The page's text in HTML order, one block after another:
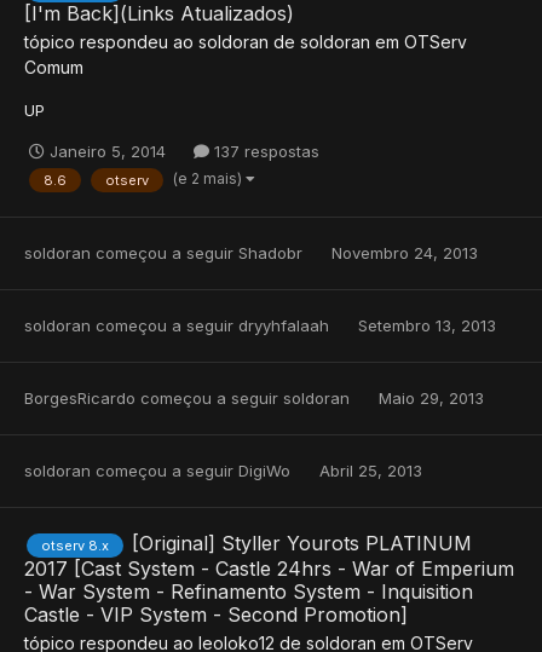
[I'm Back](Links Atualizados)
tópico respondeu ao soldoran de soldoran em OTServ
Comum
UP
Janeiro 5, 2014 137 respostas
8.6 otserv (e 2 mais)
soldoran começou a seguir Shadobr Novembro 24, 2013
soldoran começou a seguir dryyhfalaah Setembro 13, 2013
BorgesRicardo começou a seguir soldoran Maio 29, 2013
soldoran começou a seguir DigiWo Abril 25, 2013
otserv 8.x
[Original] Styller Yourots PLATINUM
2017 [Cast System - Castle 24hrs - War of Emperium
- War System - Refinamento System - Inquisition
Castle - VIP System - Second Promotion]
tópico respondeu ao leoloko12 de soldoran em OTServ